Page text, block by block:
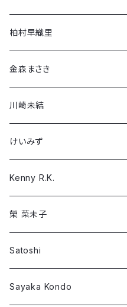
けいみず
Kenny R.K.
榮 菜未子
Satoshi
Sayaka Kondo
ツチヤカツヤ
角田圭史
益本絵美花
「Dream in Rose」
「Run! Boy Run!」
「Why Fight?」
第2弾コラボ
「NEO(n) BIRTH -awake-」
「戦場で…」
第1弾コラボ
「Boys, don’t cry」
「Girls, don't cry」
Dario Mohr
Francesca Furian
Gail Bach
Hallie Lederer
Nathaniel Thompson
Preston Trombly
Robin Dann
William Patterson
Long Sleeve T-shirt
Short Sleeve T-shirt
Long Sleeve T-shirt
柏村早織里
Short Sleeve T-shirt
Long Sleeve T-shirt
金森まさき
Short Sleeve T-shirt
Long Sleeve T-shirt
川崎未結
Short Sleeve T-shirt
Long Sleeve T-shirt
けいみず
Short Sleeve T-shirt
Long Sleeve T-shirt
Kenny R.K.
Short Sleeve T-shirt
Long Sleeve T-shirt
榮 菜未子
Short Sleeve T-shirt
Long Sleeve T-shirt
Satoshi
Short Sleeve T-shirt
Sayaka Kondo